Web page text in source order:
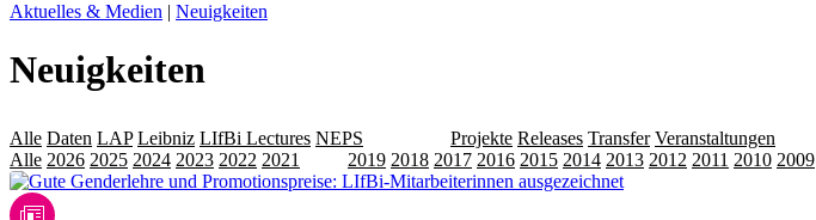
Aktuelles & Medien | Neuigkeiten
Neuigkeiten
Alle Daten LAP Leibniz LIfBi Lectures NEPS Projekte Releases Transfer Veranstaltungen
Alle 2026 2025 2024 2023 2022 2021 2019 2018 2017 2016 2015 2014 2013 2012 2011 2010 2009